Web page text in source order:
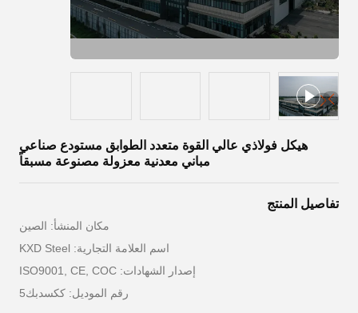
هيكل فولاذي عالي القوة متعدد الطوابق مستودع صناعي
مباني معدنية معزولة مصنوعة مسبقاً
تفاصيل المنتج
مكان المنشأ: الصين
اسم العلامة التجارية: KXD Steel
إصدار الشهادات: ISO9001, CE, COC
رقم الموديل: ككسدبك5